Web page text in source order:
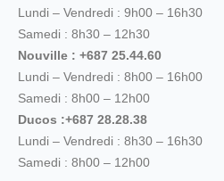
Lundi – Vendredi : 9h00 – 16h30
Samedi : 8h30 – 12h30
Nouville : +687 25.44.60
Lundi – Vendredi : 8h00 – 16h00
Samedi : 8h00 – 12h00
Ducos :+687 28.28.38
Lundi – Vendredi : 8h30 – 16h30
Samedi : 8h00 – 12h00